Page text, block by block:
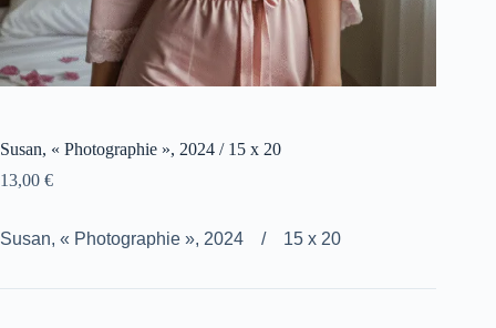
Susan, « Photographie », 2024 / 15 x 20
13,00 €
Susan, « Photographie », 2024 / 15 x 20